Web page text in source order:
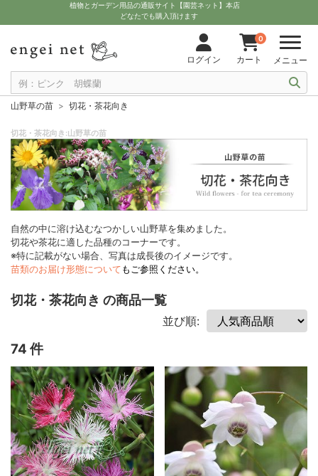
植物とガーデン用品の通販サイト【園芸ネット】本店
どなたでも購入頂けます
ログイン
0
カート メニュー
山野草の苗 切花・茶花向き
切花・茶花向き:山野草の苗
自然の中に溶け込むなつかしい山野草を集めました。
切花や茶花に適した品種のコーナーです。
※特に記載がない場合、写真は成長後のイメージです。
苗類のお届け形態についてもご参照ください。
切花・茶花向き の商品一覧
並び順:
74 件